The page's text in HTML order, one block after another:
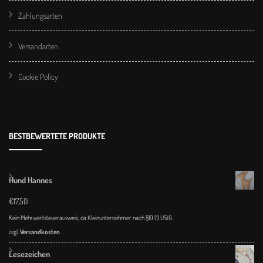
Zahlungsarten
Versandarten
Cookie Policy
BESTBEWERTETE PRODUKTE
Hund Hannes
€17,50
Kein Mehrwertsteuerausweis, da Kleinunternehmer nach §19 (1) UStG.
zzgl. Versandkosten
Lesezeichen